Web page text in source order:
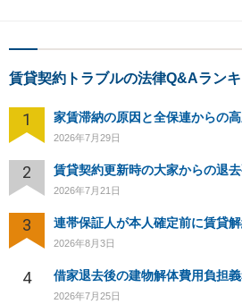
賃貸契約トラブルの法律Q&Aラン
1 家賃滞納の原因と全保連からの
2026年7月29日
2 賃貸契約更新時の大家からの退
2026年7月21日
3
2026年8月3日
4
2026年7月25日